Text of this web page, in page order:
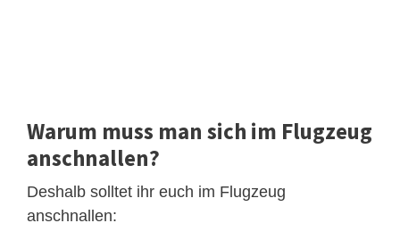
Warum muss man sich im Flugzeug
anschnallen?
Deshalb solltet ihr euch im Flugzeug
anschnallen: